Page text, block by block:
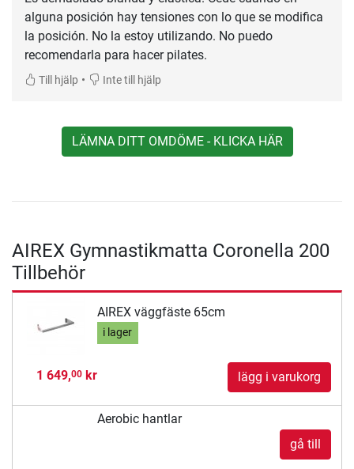
alguna posición hay tensiones con lo que se modifica
la posición. No la estoy utilizando. No puedo
recomendarla para hacer pilates.
Till hjälp • Inte till hjälp
LÄMNA DITT OMDÖME - KLICKA HÄR
AIREX Gymnastikmatta Coronella 200
Tillbehör
AIREX väggfäste 65cm
i lager
1 649,00kr lägg i varukorg
Aerobic hantlar
gå till